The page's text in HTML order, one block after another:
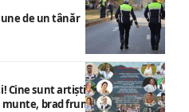
de un tânăr
Cine sunt artiștii care vor urca
brad frumos”